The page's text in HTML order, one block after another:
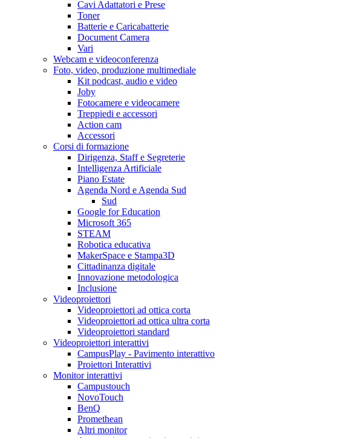
Cavi Adattatori e Prese
Toner
Batterie e Caricabatterie
Document Camera
Vari
Webcam e videoconferenza
Foto, video, produzione multimediale
Kit podcast, audio e video
Joby
Fotocamere e videocamere
Treppiedi e accessori
Action cam
Accessori
Corsi di formazione
Dirigenza, Staff e Segreterie
Intelligenza Artificiale
Piano Estate
Agenda Nord e Agenda Sud
Sud
Google for Education
Microsoft 365
STEAM
Robotica educativa
MakerSpace e Stampa3D
Cittadinanza digitale
Innovazione metodologica
Inclusione
Videoproiettori
Videoproiettori ad ottica corta
Videoproiettori ad ottica ultra corta
Videoproiettori standard
Videoproiettori interattivi
CampusPlay - Pavimento interattivo
Proiettori Interattivi
Monitor interattivi
Campustouch
NovoTouch
BenQ
Promethean
Altri monitor